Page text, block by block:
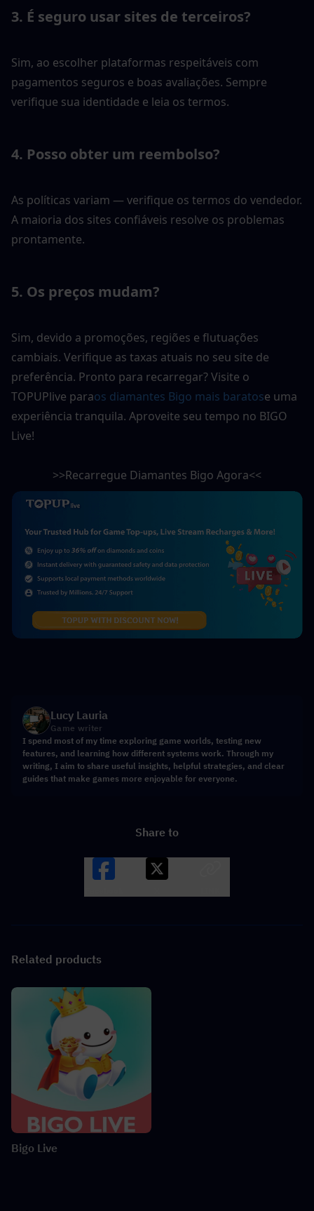
3. É seguro usar sites de terceiros?
Sim, ao escolher plataformas respeitáveis com
pagamentos seguros e boas avaliações. Sempre
verifique sua identidade e leia os termos.
4. Posso obter um reembolso?
As políticas variam — verifique os termos do vendedor.
A maioria dos sites confiáveis resolve os problemas
prontamente.
5. Os preços mudam?
Sim, devido a promoções, regiões e flutuações
cambiais. Verifique as taxas atuais no seu site de
preferência. Pronto para recarregar? Visite o
TOPUPlive paraos diamantes Bigo mais baratose uma
experiência tranquila. Aproveite seu tempo no BIGO
Live!
>>Recarregue Diamantes Bigo Agora<<
Lucy Lauria
Game writer
I spend most of my time exploring game worlds, testing new
features, and learning how different systems work. Through my
writing, I aim to share useful insights, helpful strategies, and clear
guides that make games more enjoyable for everyone.
Share to
Related products
Bigo Live